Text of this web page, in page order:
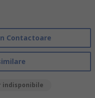
Contactoare